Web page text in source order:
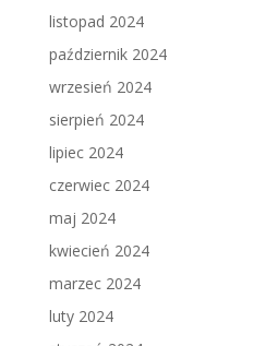
listopad 2024
październik 2024
wrzesień 2024
sierpień 2024
lipiec 2024
czerwiec 2024
maj 2024
kwiecień 2024
marzec 2024
luty 2024